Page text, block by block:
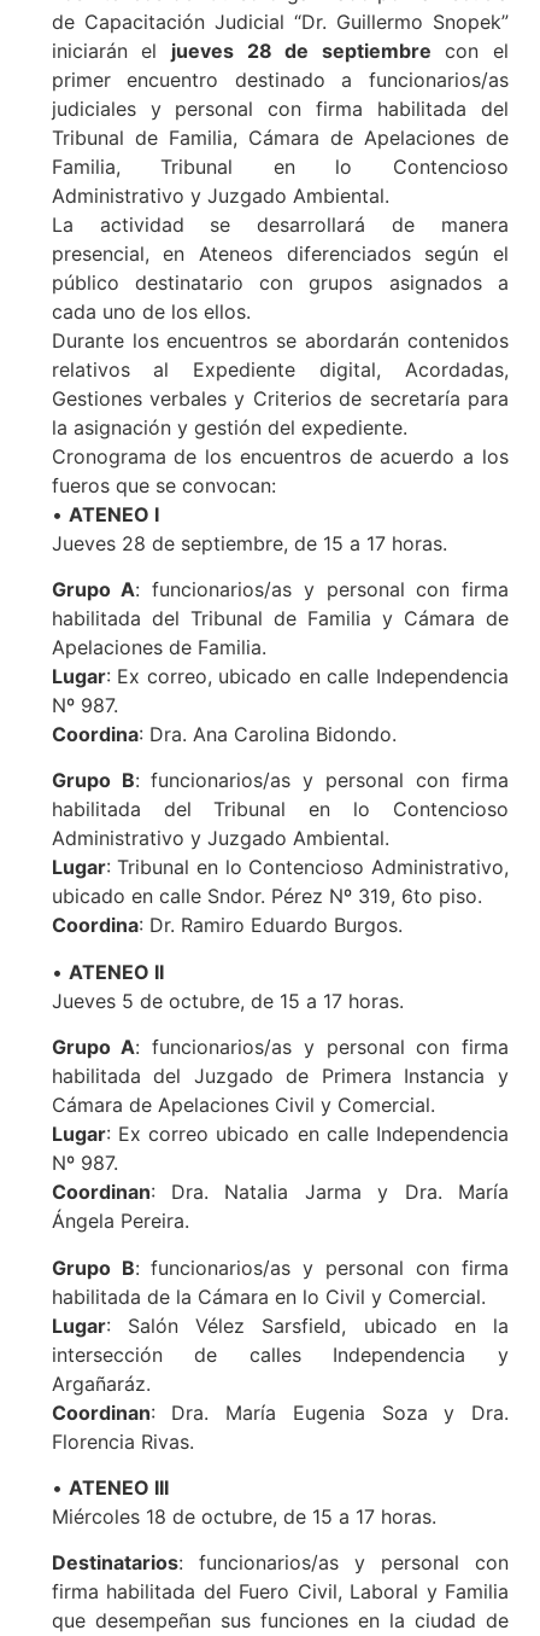
de Capacitación Judicial “Dr. Guillermo Snopek”
iniciarán el jueves 28 de septiembre con el
primer encuentro destinado a funcionarios/as
judiciales y personal con firma habilitada del
Tribunal de Familia, Cámara de Apelaciones de
Familia, Tribunal en lo Contencioso
Administrativo y Juzgado Ambiental.
La actividad se desarrollará de manera
presencial, en Ateneos diferenciados según el
público destinatario con grupos asignados a
cada uno de los ellos.
Durante los encuentros se abordarán contenidos
relativos al Expediente digital, Acordadas,
Gestiones verbales y Criterios de secretaría para
la asignación y gestión del expediente.
Cronograma de los encuentros de acuerdo a los
fueros que se convocan:
• ATENEO I
Jueves 28 de septiembre, de 15 a 17 horas.
Grupo A: funcionarios/as y personal con firma
habilitada del Tribunal de Familia y Cámara de
Apelaciones de Familia.
Lugar: Ex correo, ubicado en calle Independencia
Nº 987.
Coordina: Dra. Ana Carolina Bidondo.
Grupo B: funcionarios/as y personal con firma
habilitada del Tribunal en lo Contencioso
Administrativo y Juzgado Ambiental.
Lugar: Tribunal en lo Contencioso Administrativo,
ubicado en calle Sndor. Pérez Nº 319, 6to piso.
Coordina: Dr. Ramiro Eduardo Burgos.
• ATENEO II
Jueves 5 de octubre, de 15 a 17 horas.
Grupo A: funcionarios/as y personal con firma
habilitada del Juzgado de Primera Instancia y
Cámara de Apelaciones Civil y Comercial.
Lugar: Ex correo ubicado en calle Independencia
Nº 987.
Coordinan: Dra. Natalia Jarma y Dra. María
Ángela Pereira.
Grupo B: funcionarios/as y personal con firma
habilitada de la Cámara en lo Civil y Comercial.
Lugar: Salón Vélez Sarsfield, ubicado en la
intersección de calles Independencia y
Argañaráz.
Coordinan: Dra. María Eugenia Soza y Dra.
Florencia Rivas.
• ATENEO III
Miércoles 18 de octubre, de 15 a 17 horas.
Destinatarios: funcionarios/as y personal con
firma habilitada del Fuero Civil, Laboral y Familia
que desempeñan sus funciones en la ciudad de